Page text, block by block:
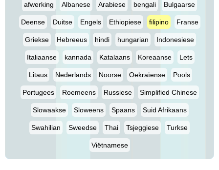
afwerking Albanese Arabiese bengali Bulgaarse
Deense Duitse Engels Ethiopiese filipino Franse
Griekse Hebreeus hindi hungarian Indonesiese
Italiaanse kannada Katalaans Koreaanse Lets
Litaus Nederlands Noorse Oekraïense Pools
Portugees Roemeens Russiese Simplified Chinese
Slowaakse Sloweens Spaans Suid Afrikaans
Swahilian Sweedse Thai Tsjeggiese Turkse
Viëtnamese